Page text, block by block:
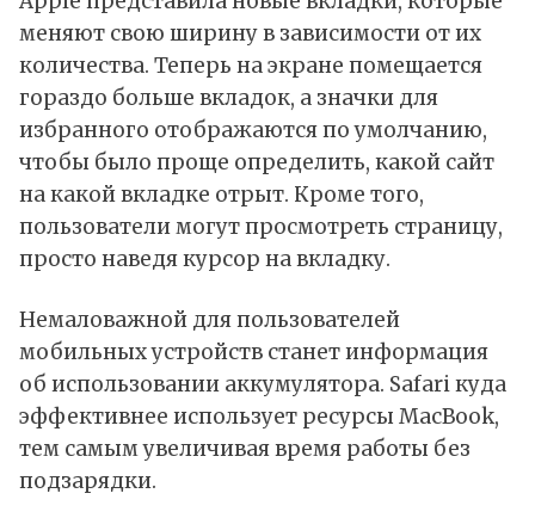
меняют свою ширину в зависимости от их
количества. Теперь на экране помещается
гораздо больше вкладок, а значки для
избранного отображаются по умолчанию,
чтобы было проще определить, какой сайт
на какой вкладке отрыт. Кроме того,
пользователи могут просмотреть страницу,
просто наведя курсор на вкладку.
Немаловажной для пользователей
мобильных устройств станет информация
об использовании аккумулятора. Safari куда
эффективнее использует ресурсы MacBook,
тем самым увеличивая время работы без
подзарядки.